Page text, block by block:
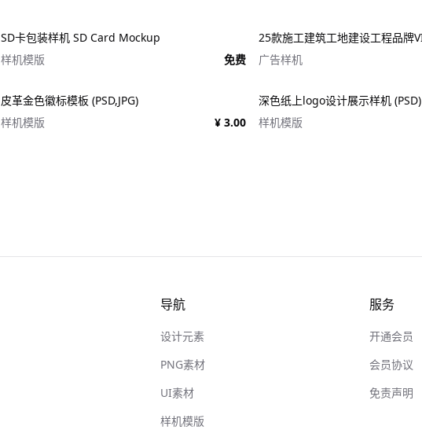
SD卡包装样机 SD Card Mockup
样机模版
免费
广告样机
皮革金色徽标模板 (PSD,JPG)
样机模版
¥ 3.00
深色纸上logo设计展示样机 (PSD)
样机模版
导航
设计元素
PNG素材
UI素材
样机模版
服务
开通会员
会员协议
免责声明